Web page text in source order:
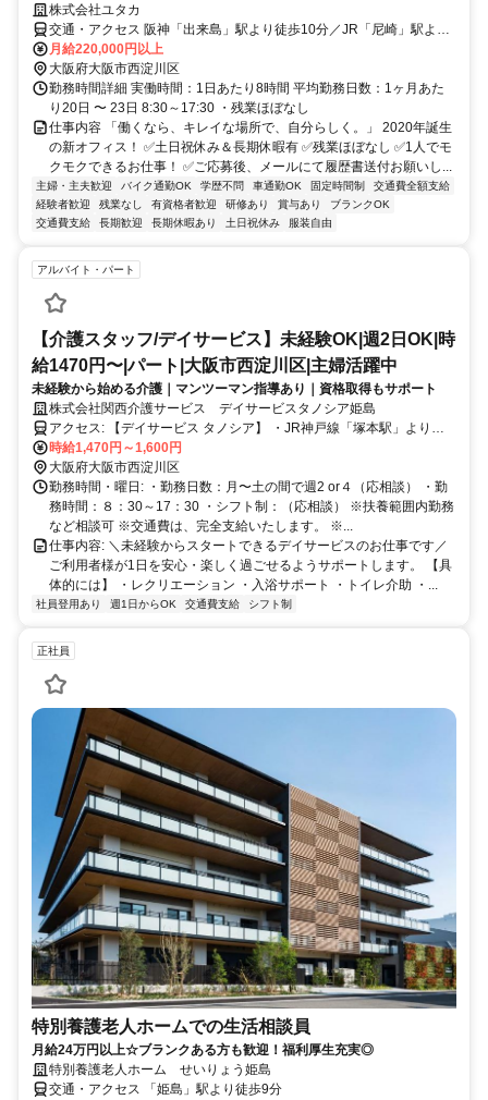
株式会社ユタカ
交通・アクセス 阪神「出来島」駅より徒歩10分／JR「尼崎」駅より
車で15分／阪神「尼崎」駅より車で10分
月給220,000円以上
大阪府大阪市西淀川区
勤務時間詳細 実働時間：1日あたり8時間 平均勤務日数：1ヶ月あた
り20日 〜 23日 8:30～17:30 ・残業ほぼなし
仕事内容 「働くなら、キレイな場所で、自分らしく。」 2020年誕生
の新オフィス！ ✅土日祝休み＆長期休暇有 ✅残業ほぼなし ✅1人でモ
クモクできるお仕事！ ✅ご応募後、メールにて履歴書送付お願いし...
主婦・主夫歓迎 バイク通勤OK 学歴不問 車通勤OK 固定時間制
交通費全額支給
経験者歓迎
残業なし 有資格者歓迎 研修あり 賞与あり
ブランクOK
交通費支給
長期歓迎 長期休暇あり 土日祝休み 服装自由
アルバイト・パート
【介護スタッフ/デイサービス】未経験OK|週2日OK|時
給1470円〜|パート|大阪市西淀川区|主婦活躍中
未経験から始める介護｜マンツーマン指導あり｜資格取得もサポート
株式会社関西介護サービス デイサービスタノシア姫島
アクセス: 【デイサービス タノシア】 ・JR神戸線「塚本駅」より徒
歩5分 【デイサービス タノシア姫里】 ・阪神本線「姫島駅」より徒
歩4分 【デイサービス タノシア姫島】 ・阪神本線「姫島駅」より徒
歩4分 【通勤について】 ・すべて駅チカ（徒歩4〜5分） ・自転車／
バイク通勤OK ・交通費全額支給 【通いやすいエリア】 西淀川区／淀
川区／尼崎市などから通勤しているスタッフ多数 「家から近い」
「通いやすい」で選ばれています
時給1,470円～1,600円
大阪府大阪市西淀川区
勤務時間・曜日: ・勤務日数：月〜土の間で週2 or４（応相談） ・勤
務時間：８：30～17：30 ・シフト制：（応相談） ※扶養範囲内勤務
など相談可 ※交通費は、完全支給いたします。 ※...
仕事内容: ＼未経験からスタートできるデイサービスのお仕事です／
ご利用者様が1日を安心・楽しく過ごせるようサポートします。 【具
体的には】 ・レクリエーション ・入浴サポート ・トイレ介助 ・...
社員登用あり 週1日からOK 交通費支給 シフト制
正社員
特別養護老人ホームでの生活相談員
月給24万円以上☆ブランクある方も歓迎！福利厚生充実◎
特別養護老人ホーム せいりょう姫島
交通・アクセス 「姫島」駅より徒歩9分